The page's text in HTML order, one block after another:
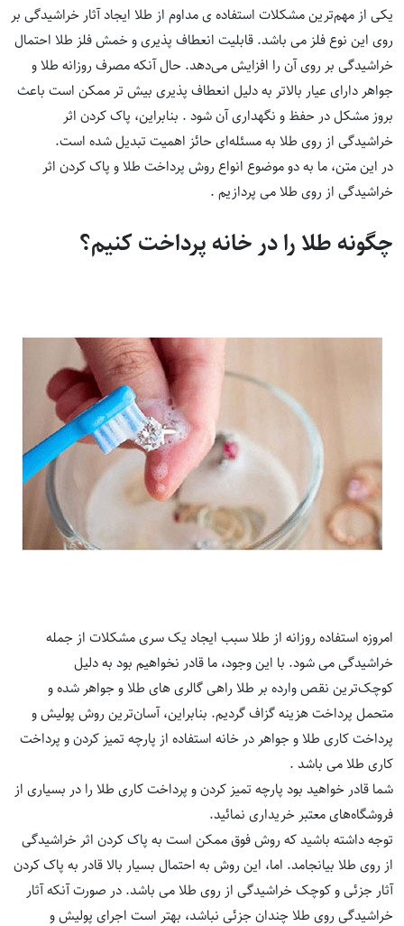
یکی از مهم‌ترین مشکلات استفاده ی مداوم از طلا ایجاد آثار خراشیدگی بر
روی این نوع فلز می باشد. قابلیت انعطاف پذیری و خمش فلز طلا احتمال
خراشیدگی بر روی آن را افزایش می‌دهد. حال آنکه مصرف روزانه طلا و
جواهر دارای عیار بالاتر به دلیل انعطاف پذیری بیش تر ممکن است باعث
بروز مشکل در حفظ و نگهداری آن شود . بنابراین، پاک کردن اثر
خراشیدگی از روی طلا به مسئله‌ای حائز اهمیت تبدیل شده است.
در این متن، ما به دو موضوع انواع روش پرداخت طلا و پاک کردن اثر
خراشیدگی از روی طلا می پردازیم .
چگونه طلا را در خانه پرداخت کنیم؟
امروزه استفاده روزانه از طلا سبب ایجاد یک سری مشکلات از جمله
خراشیدگی می شود. با این وجود، ما قادر نخواهیم بود به دلیل
کوچک‌ترین نقص وارده بر طلا راهی گالری های طلا و جواهر شده و
متحمل پرداخت هزینه گزاف گردیم. بنابراین، آسان‌ترین روش پولیش و
پرداخت کاری طلا و جواهر در خانه استفاده از پارچه تمیز کردن و پرداخت
کاری طلا می باشد .
شما قادر خواهید بود پارچه تمیز کردن و پرداخت کاری طلا را در بسیاری از
فروشگاه‌های معتبر خریداری نمائید.
توجه داشته باشید که روش فوق ممکن است به پاک کردن اثر خراشیدگی
از روی طلا بیانجامد. اما، این روش به احتمال بسیار بالا قادر به پاک کردن
آثار جزئی و کوچک خراشیدگی از روی طلا می باشد. در صورت آنکه آثار
خراشیدگی روی طلا چندان جزئی نباشد، بهتر است اجرای پولیش و